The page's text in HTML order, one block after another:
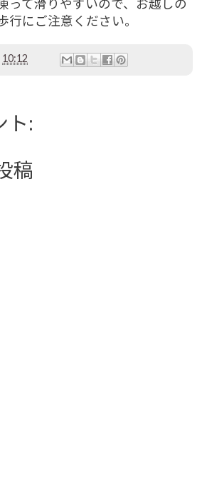
って滑りやすいので、お越しの
行にご注意ください。
10:12
ト:
稿